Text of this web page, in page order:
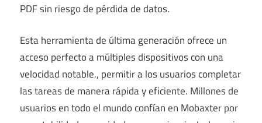
PDF sin riesgo de pérdida de datos.
Esta herramienta de última generación ofrece un
acceso perfecto a múltiples dispositivos con una
velocidad notable., permitir a los usuarios completar
las tareas de manera rápida y eficiente. Millones de
usuarios en todo el mundo confían en Mobaxter por